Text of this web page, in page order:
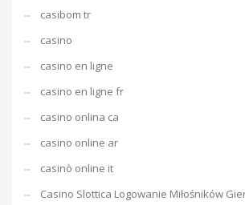
casibom tr
casino
casino en ligne
casino en ligne fr
casino onlina ca
casino online ar
casinò online it
Casino Slottica Logowanie Miłośników